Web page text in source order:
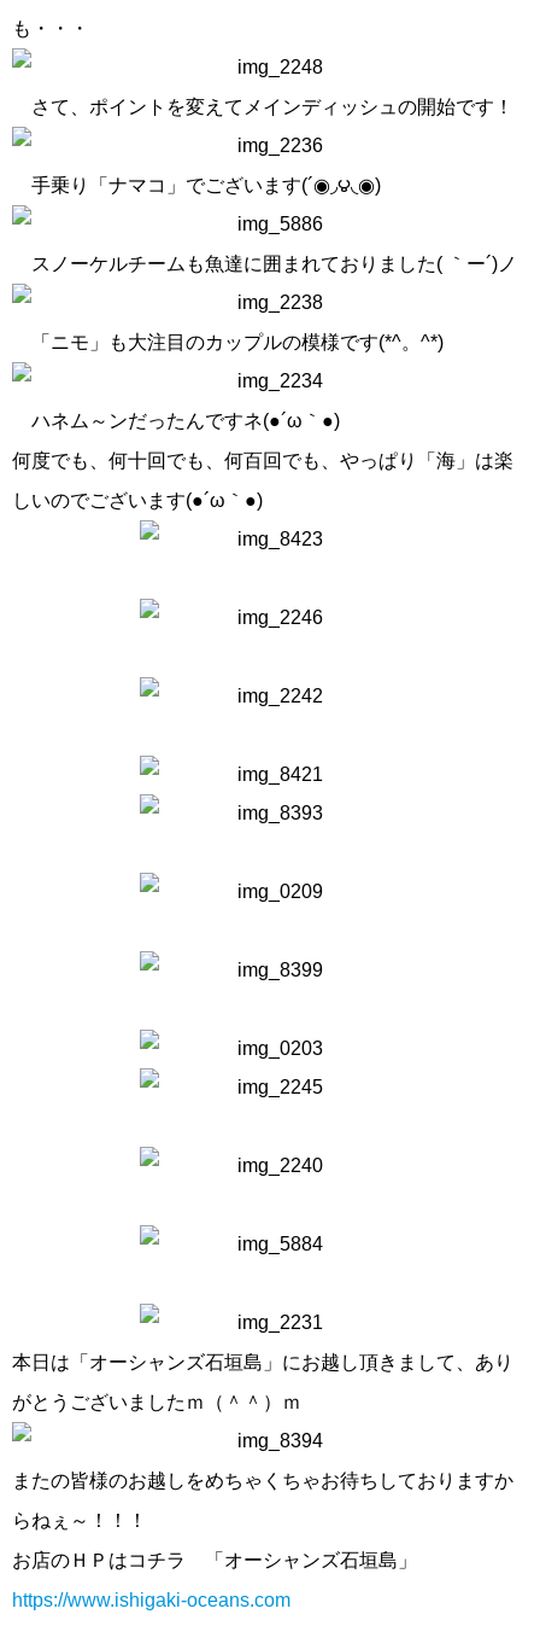
も・・・
さて、ポイントを変えてメインディッシュの開始です！
手乗り「ナマコ」でございます(´◉◞౪◟◉)
スノーケルチームも魚達に囲まれておりました( ｀ー´)ノ
「ニモ」も大注目のカップルの模様です(*^。^*)
ハネム～ンだったんですネ(●´ω｀●)
何度でも、何十回でも、何百回でも、やっぱり「海」は楽
しいのでございます(●´ω｀●)
本日は「オーシャンズ石垣島」にお越し頂きまして、あり
がとうございましたｍ（＾＾）ｍ
またの皆様のお越しをめちゃくちゃお待ちしておりますか
らねぇ～！！！
お店のＨＰはコチラ 「オーシャンズ石垣島」
https://www.ishigaki-oceans.com